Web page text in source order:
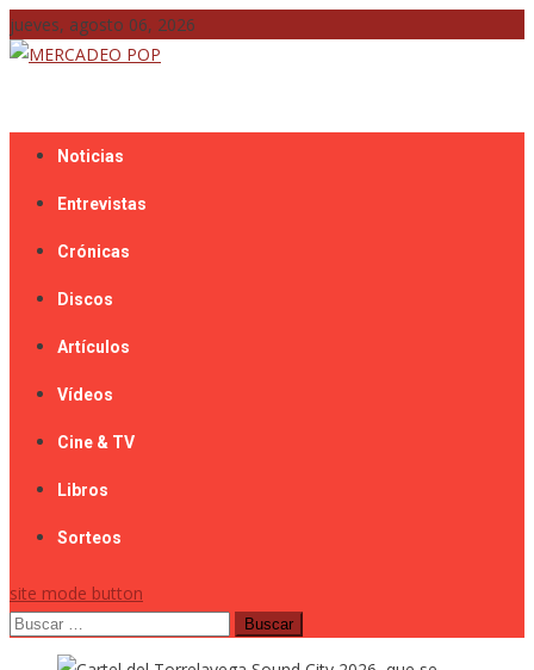
Skip
to
jueves, agosto 06, 2026
Noticias
Entrevistas
Crónicas
Discos
Artículos
Vídeos
Cine & TV
Libros
Sorteos
site mode button
Buscar: